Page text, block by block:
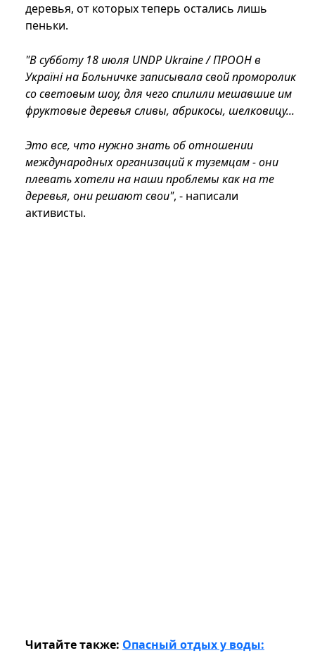
деревья, от которых теперь остались лишь
пеньки.
"В субботу 18 июля UNDP Ukraine / ПРООН в
Україні на Больничке записывала свой проморолик
со световым шоу, для чего спилили мешавшие им
фруктовые деревья сливы, абрикосы, шелковицу...
Это все, что нужно знать об отношении
международных организаций к туземцам - они
плевать хотели на наши проблемы как на те
деревья, они решают свои", - написали
активисты.
Читайте также: Опасный отдых у воды: